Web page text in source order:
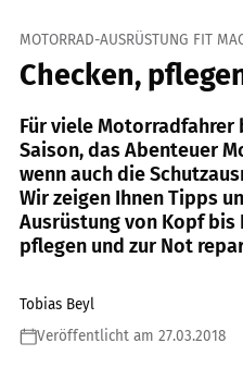
MOTORRAD-AUSRÜSTUNG FIT
Checken,
Für viele Motorradfahrer
Saison, das Abenteuer
wenn auch die
Wir zeigen Ihnen Tipps
Ausrüstung von Kopf bis
pflegen und zur Not
Tobias Beyl
Veröffentlicht am 27.03.2018